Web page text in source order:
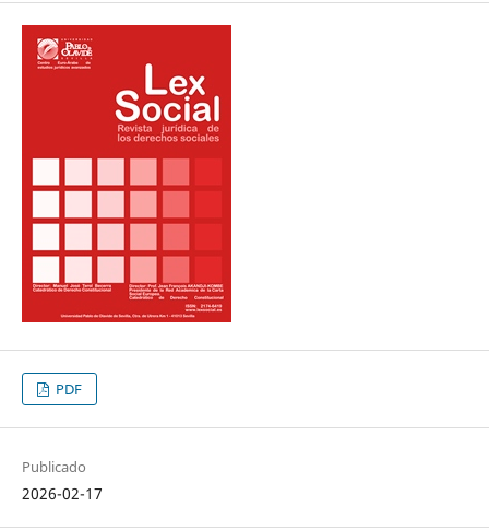
PDF
Publicado
2026-02-17